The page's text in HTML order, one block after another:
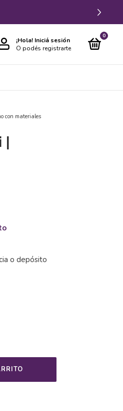
¡Hola! Iniciá sesión
O podés registrarte
0
con materiales
|
o depósito